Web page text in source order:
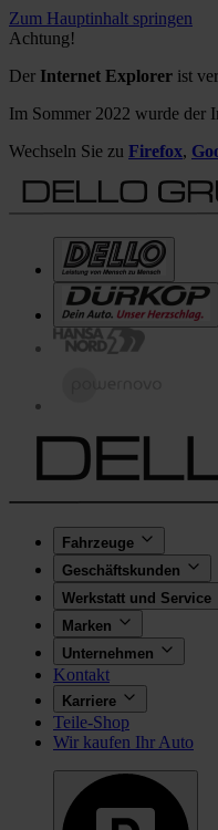
Zum Hauptinhalt springen
Achtung!
Der Internet Explorer ist
Im Sommer 2022 wurde der
Wechseln Sie zu Firefox,
Fahrzeuge
Geschäftskunden
Werkstatt und Service
Marken
Unternehmen
Kontakt
Karriere
Teile-Shop
Wir kaufen Ihr Auto